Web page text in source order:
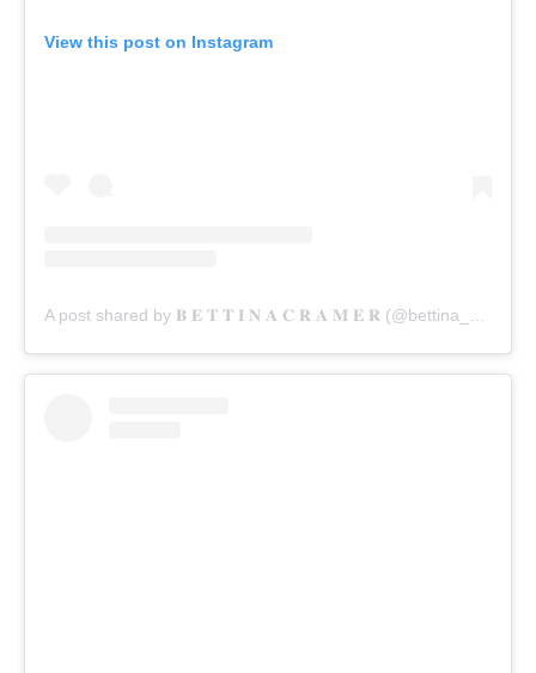
View this post on Instagram
A post shared by 𝐁 𝐄 𝐓 𝐓 𝐈 𝐍 𝐀 𝐂 𝐑 𝐀 𝐌 𝐄 𝐑 (@bettina_cramer)